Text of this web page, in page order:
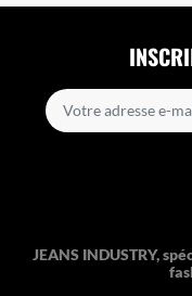
JEANS INDUSTRY,